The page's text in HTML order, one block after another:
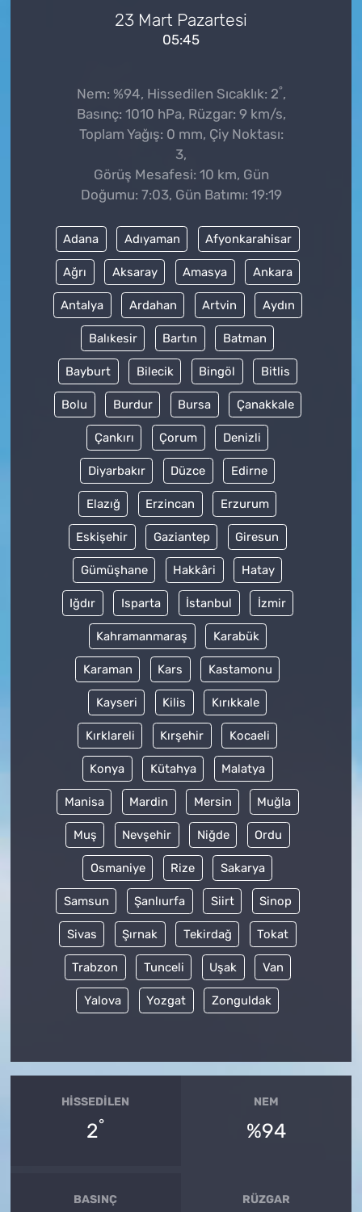
23 Mart Pazartesi
05:45
Nem: %94, Hissedilen Sıcaklık: 2°,
Basınç: 1010 hPa, Rüzgar: 9 km/s,
Toplam Yağış: 0 mm, Çiy Noktası:
3,
Görüş Mesafesi: 10 km, Gün
Doğumu: 7:03, Gün Batımı: 19:19
Adana Adıyaman Afyonkarahisar
Ağrı Aksaray Amasya Ankara
Antalya Ardahan Artvin Aydın
Balıkesir Bartın Batman
Bayburt Bilecik Bingöl Bitlis
Bolu Burdur Bursa Çanakkale
Çankırı Çorum Denizli
Diyarbakır Düzce Edirne
Elazığ Erzincan Erzurum
Eskişehir Gaziantep Giresun
Gümüşhane Hakkâri Hatay
Iğdır Isparta İstanbul İzmir
Kahramanmaraş Karabük
Karaman Kars Kastamonu
Kayseri Kilis Kırıkkale
Kırklareli Kırşehir Kocaeli
Konya Kütahya Malatya
Manisa Mardin Mersin Muğla
Muş Nevşehir Niğde Ordu
Osmaniye Rize Sakarya
Samsun Şanlıurfa Siirt Sinop
Sivas Şırnak Tekirdağ Tokat
Trabzon Tunceli Uşak Van
Yalova Yozgat Zonguldak
HISSEDILEN
2°
NEM
%94
BASINÇ RÜZGAR